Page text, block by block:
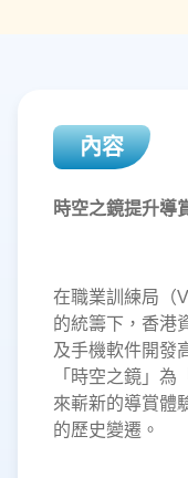
內容
時空之鏡提升導
在職業訓練局（
的統籌下，香港
及手機軟件開發
「時空之鏡」
來嶄新的導賞體
的歷史變遷。